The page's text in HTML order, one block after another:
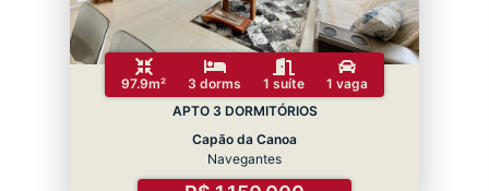
97.9m² 3 dorms 1 suíte
1 vaga
APTO 3 DORMITÓRIOS
Capão da Canoa
Navegantes